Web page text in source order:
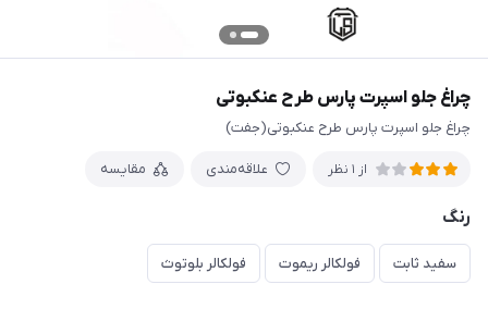
چراغ جلو اسپرت پارس طرح عنکبوتی
چراغ جلو اسپرت پارس طرح عنکبوتی(جفت)
از 1 نظر علاقه‌مندی مقایسه
رنگ
سفید ثابت فولکالر ریموت فولکالر بلوتوث